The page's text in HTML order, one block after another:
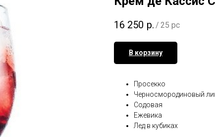
16 250 р. / 25 pc
В корзину
Просекко
Черносмородиновый
Содовая
Ежевика
Лед в кубиках